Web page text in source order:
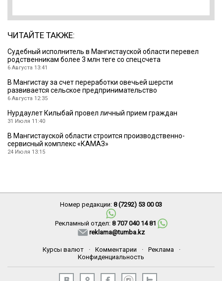
ЧИТАЙТЕ ТАКЖЕ:
Судебный исполнитель в Мангистауской области перевел
родственникам более 3 млн теңге со спецсчета
6 Августа 13:41
В Мангистау за счет переработки овечьей шерсти
развивается сельское предпринимательство
6 Августа 12:35
Нурдаулет Килыбай провел личный прием граждан
31 Июля 11:40
В Мангистауской области строится производственно-
сервисный комплекс «КАМАЗ»
24 Июля 13:15
Номер редакции: 8 (7292) 53 00 03
Рекламный отдел: 8 707 040 14 81
reklama@tumba.kz
Курсы валют · Комментарии · Реклама
·
Конфиденциальность